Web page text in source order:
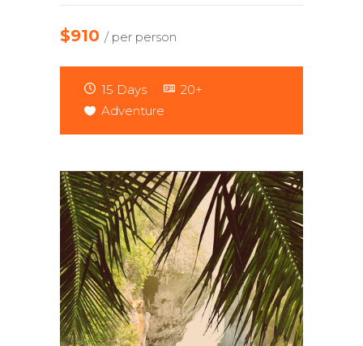
$910 / per person
15 Days
20+
Adventure